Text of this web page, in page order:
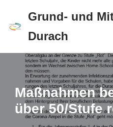
Zum
springen
Grund- und
Durach
Maßnahmen
über 50/Stufe